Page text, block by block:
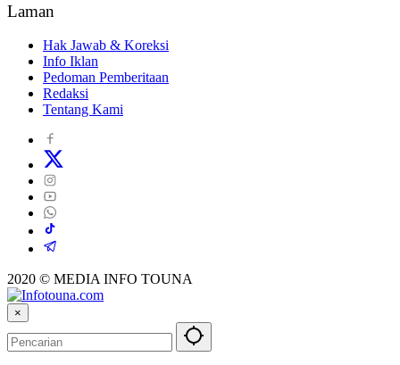
Laman
Hak Jawab & Koreksi
Info Iklan
Pedoman Pemberitaan
Redaksi
Tentang Kami
2020 © MEDIA INFO TOUNA
×